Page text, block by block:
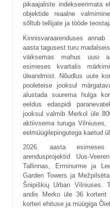
pikaajaliste indekseerimata
objektide reaalne
sõltub tellijate ja tööde
Kinnisvaraarenduses
aasta tagusest turu
väiksemas mahus uusi
esimeses kvartalis
üleandmist. Nõudlus uute
pooleteise jooksul
alustada suurema hulga
eeldus edaspidi
jooksul valmib Merkol üle
aktiivsema turuga
eelmüügilepingutega kaetud
2026. aasta
arendusprojektid Uus-
Tallinnas, Erminurme ja
Garden Towers ja
Šnipiškių Urban Vilniuses.
andis Merko üle 36
korteri ehituse ja müügiga